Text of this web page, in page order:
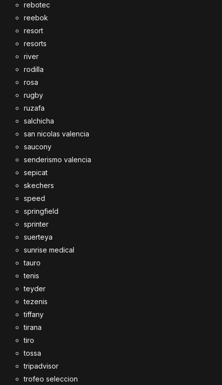
rebotec
reebok
resort
resorts
river
rodilla
rosa
rugby
ruzafa
salchicha
san nicolas valencia
saucony
senderismo valencia
sepicat
skechers
speed
springfield
sprinter
suerteya
sunrise medical
tauro
tenis
teyder
tezenis
tiffany
tirana
tiro
tossa
tripadvisor
trofeo seleccion